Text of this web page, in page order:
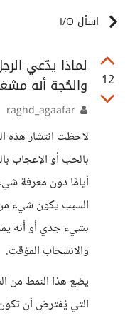
اسأل I/O
12
لماذا يدّعي
والحُجة أنه
لاحظت انتشار هذه
بالحب أو الإعجاب
أيامًا دون معرفة
السبب يكون شيء
بشيء جدي أو أنه
والانسحاب المؤقت.
يضع هذا النمط من
التي يُفترض أن